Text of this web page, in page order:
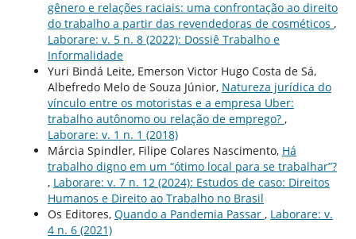
gênero e relações raciais: uma confrontação ao direito
do trabalho a partir das revendedoras de cosméticos ,
Laborare: v. 5 n. 8 (2022): Dossiê Trabalho e
Informalidade
Yuri Bindá Leite, Emerson Victor Hugo Costa de Sá,
Albefredo Melo de Souza Júnior, Natureza jurí­dica do
ví­nculo entre os motoristas e a empresa Uber:
trabalho autônomo ou relação de emprego? ,
Laborare: v. 1 n. 1 (2018)
Márcia Spindler, Filipe Colares Nascimento, Há
trabalho digno em um “ótimo local para se trabalhar”?
, Laborare: v. 7 n. 12 (2024): Estudos de caso: Direitos
Humanos e Direito ao Trabalho no Brasil
Os Editores, Quando a Pandemia Passar , Laborare: v.
4 n. 6 (2021)